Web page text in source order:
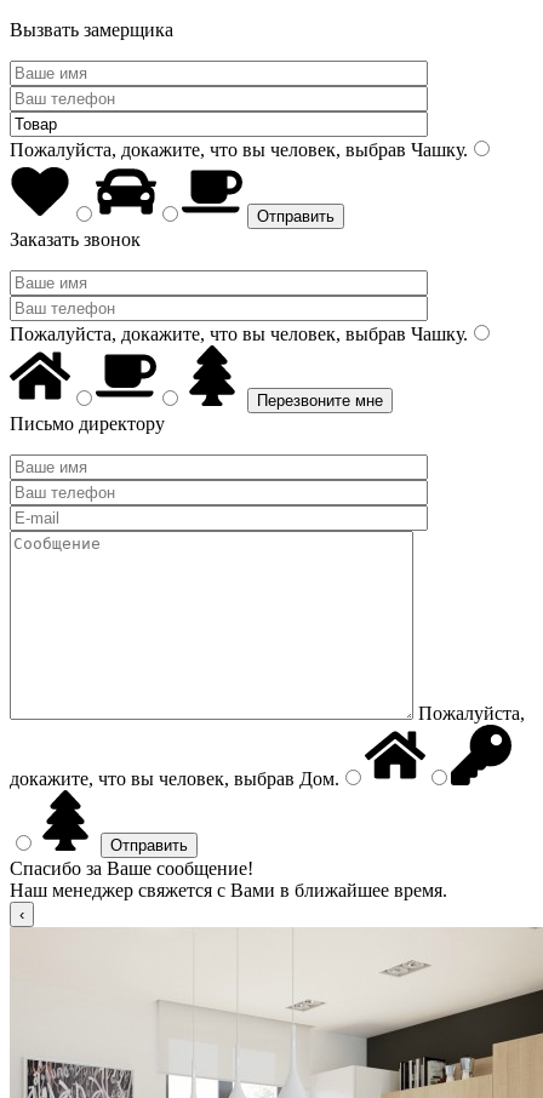
Вызвать замерщика
Пожалуйста, докажите, что вы человек, выбрав Чашку.
Заказать звонок
Пожалуйста, докажите, что вы человек, выбрав Чашку.
Письмо директору
Пожалуйста,
докажите, что вы человек, выбрав Дом.
Спасибо за Ваше сообщение!
Наш менеджер свяжется с Вами в ближайшее время.